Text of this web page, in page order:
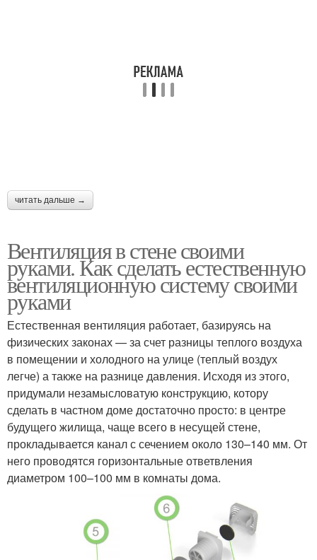
читать дальше →
Вентиляция в стене своими
руками. Как сделать естественную
вентиляционную систему своими
руками
Естественная вентиляция работает, базируясь на
физических законах — за счет разницы теплого воздуха
в помещении и холодного на улице (теплый воздух
легче) а также на разнице давления. Исходя из этого,
придумали незамысловатую конструкцию, котору
сделать в частном доме достаточно просто: в центре
будущего жилища, чаще всего в несущей стене,
прокладывается канал с сечением около 130–140 мм. От
него проводятся горизонтальные ответвления
диаметром 100–100 мм в комнаты дома.